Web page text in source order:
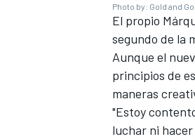
MÁS CATEGORÍAS
Photo by: Gold and
El propio
segundo de la
Aunque el
principios de
maneras
"Estoy
luchar ni